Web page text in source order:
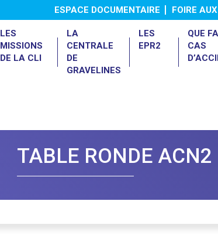
ESPACE DOCUMENTAIRE FOIRE
LES
MISSIONS
DE LA CLI
LA
CENTRALE
DE
GRAVELINES
LES
EPR2
QUE
CAS
TABLE RONDE